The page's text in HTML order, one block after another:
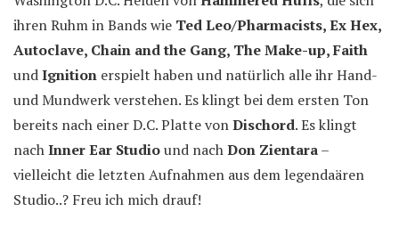
ihren Ruhm in Bands wie Ted Leo/Pharmacists, Ex Hex,
Autoclave, Chain and the Gang, The Make-up, Faith
undIgnition erspielt haben und natürlich alle ihr Hand-
und Mundwerk verstehen. Es klingt bei dem ersten Ton
bereits nach einer D.C. Platte vonDischord. Es klingt
nachInner Ear Studiound nachDon Zientara–
vielleicht die letzten Aufnahmen aus dem legendaären
Studio..? Freu ich mich drauf!